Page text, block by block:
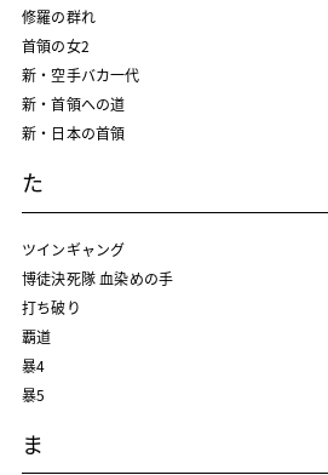
修羅の群れ
首領の女2
新・空手バカ一代
新・首領への道
新・日本の首領
た
ツインギャング
博徒決死隊 血染めの手
打ち破り
覇道
暴4
暴5
ま